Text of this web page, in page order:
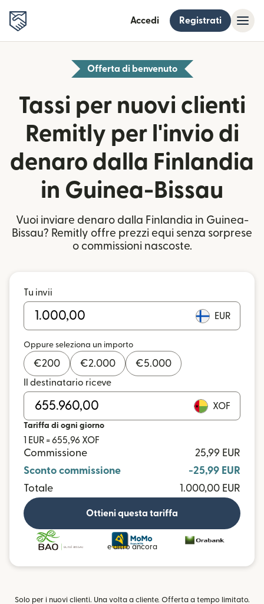
Accedi Registrati
Offerta di benvenuto
Tassi per nuovi clienti
Remitly per l'invio di
denaro dalla Finlandia
in Guinea-Bissau
Vuoi inviare denaro dalla Finlandia in Guinea-
Bissau? Remitly offre prezzi equi senza sorprese
o commissioni nascoste.
Tu invii
EUR
Oppure seleziona un importo
€200 €2.000 €5.000
Il destinatario riceve
XOF
Tariffa di ogni giorno
1 EUR = 655,96 XOF
Commissione
25,99 EUR
Sconto commissione
-25,99 EUR
Totale
1.000,00 EUR
Ottieni questa tariffa
e altro ancora
Solo per i nuovi clienti. Una volta a cliente. Offerta a tempo limitato.